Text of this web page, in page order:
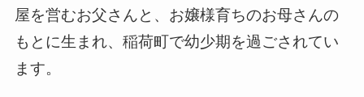
屋を営むお父さんと、お嬢様育ちのお母さんの
もとに生まれ、稲荷町で幼少期を過ごされてい
ます。